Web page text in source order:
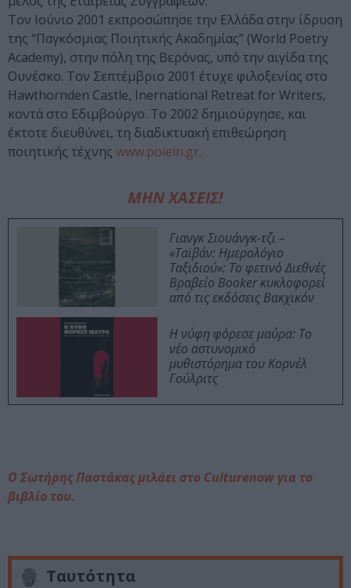
Τον Ιούνιο 2001 εκπροσώπησε την Ελλάδα στην ίδρυση
της “Παγκόσμιας Ποιητικής Ακαδημίας” (World Poetry
Academy), στην πόλη της Βερόνας, υπό την αιγίδα της
Ουνέσκο. Τον Σεπτέμβριο 2001 έτυχε φιλοξενίας στο
Hawthornden Castle, Inernational Retreat for Writers,
κοντά στο Εδιμβούργο. To 2002 δημιούργησε, και
έκτοτε διευθύνει, τη διαδικτυακή επιθεώρηση
ποιητικής τέχνης www.poiein.gr.
ΜΗΝ ΧΑΣΕΙΣ!
Γιανγκ Σιουάνγκ-τζι –
«Ταϊβάν: Ημερολόγιο
Ταξιδιού»: Το φετινό Διεθνές
Βραβείο Booker κυκλοφορεί
από τις εκδόσεις Βακχικόν
Η νύφη φόρεσε μαύρα: Το
νέο αστυνομικό
μυθιστόρημα του Κορνέλ
Γούλριτς
Ο Σωτήρης Παστάκας μιλάει στο Culturenow για το
βιβλίο του.
Ταυτότητα